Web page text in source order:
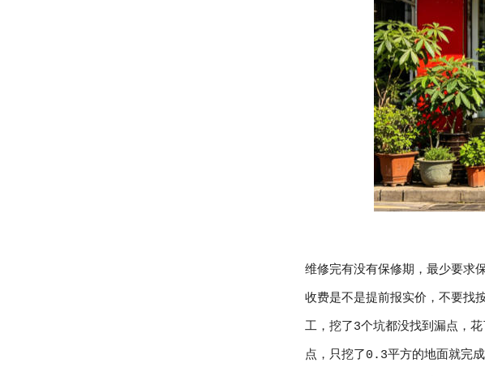
维修完有没有保修期，最少要求
收费是不是提前报实价，不要找
工，挖了3个坑都没找到漏点，
点，只挖了0.3平方的地面就完